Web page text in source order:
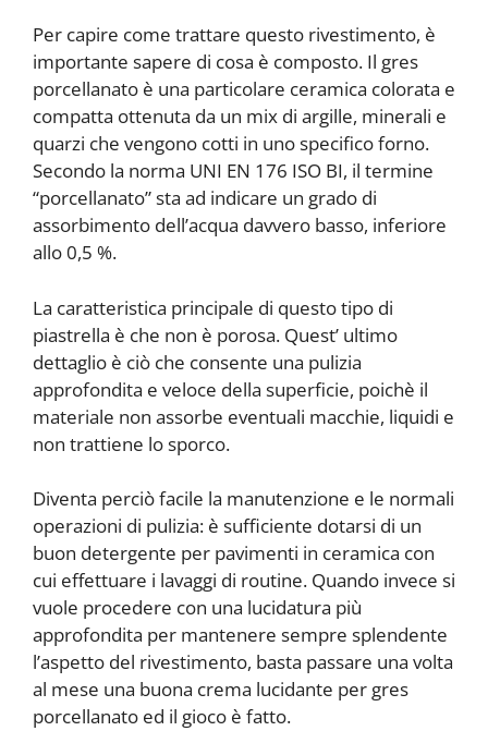
Per capire come trattare questo rivestimento, è
importante sapere di cosa è composto. Il gres
porcellanato è una particolare ceramica colorata e
compatta ottenuta da un mix di argille, minerali e
quarzi che vengono cotti in uno specifico forno.
Secondo la norma UNI EN 176 ISO BI, il termine
“porcellanato” sta ad indicare un grado di
assorbimento dell’acqua davvero basso, inferiore
allo 0,5 %.
La caratteristica principale di questo tipo di
piastrella è che non è porosa. Quest’ ultimo
dettaglio è ciò che consente una pulizia
approfondita e veloce della superficie, poichè il
materiale non assorbe eventuali macchie, liquidi e
non trattiene lo sporco.
Diventa perciò facile la manutenzione e le normali
operazioni di pulizia: è sufficiente dotarsi di un
buon detergente per pavimenti in ceramica con
cui effettuare i lavaggi di routine. Quando invece si
vuole procedere con una lucidatura più
approfondita per mantenere sempre splendente
l’aspetto del rivestimento, basta passare una volta
al mese una buona crema lucidante per gres
porcellanato ed il gioco è fatto.